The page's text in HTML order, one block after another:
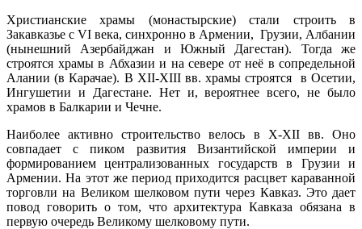
Христианские храмы (монастырские) стали строить в
Закавказье с VI века, синхронно в Армении, Грузии, Албании
(нынешний Азербайджан и Южный Дагестан). Тогда же
строятся храмы в Абхазии и на севере от неё в сопредельной
Алании (в Карачае). В XII-XIII вв. храмы строятся в Осетии,
Ингушетии и Дагестане. Нет и, вероятнее всего, не было
храмов в Балкарии и Чечне.
Наиболее активно строительство велось в X-XII вв. Оно
совпадает с пиком развития Византийской империи и
формированием централизованных государств в Грузии и
Армении. На этот же период приходится расцвет караванной
торговли на Великом шелковом пути через Кавказ. Это дает
повод говорить о том, что архитектура Кавказа обязана в
первую очередь Великому шелковому пути.